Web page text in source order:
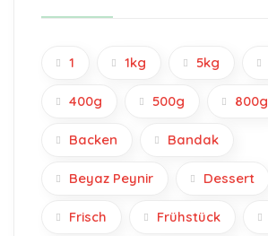
1 1kg 5kg
400g 500g 800g
Backen Bandak
Beyaz Peynir Dessert
Frisch Frühstück